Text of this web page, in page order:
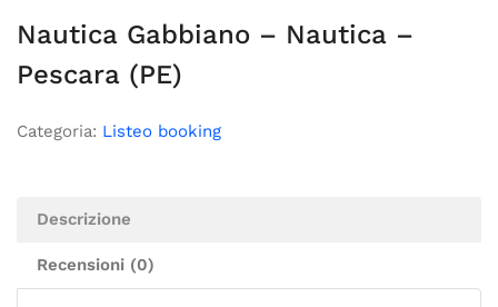
Nautica Gabbiano – Nautica –
Pescara (PE)
Categoria: Listeo booking
Descrizione
Recensioni (0)